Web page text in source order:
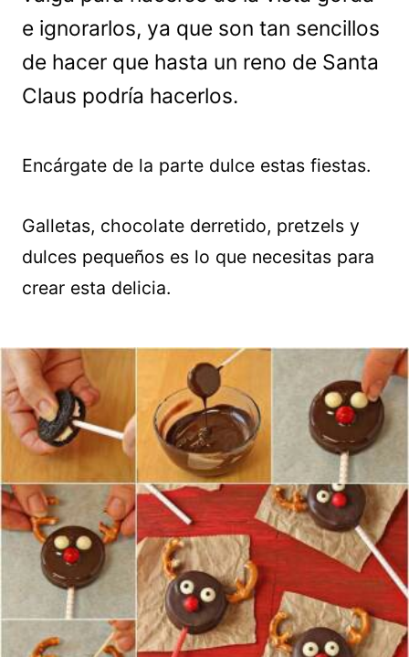
e ignorarlos, ya que son tan sencillos
de hacer que hasta un reno de Santa
Claus podría hacerlos.
Encárgate de la parte dulce estas fiestas.
Galletas, chocolate derretido, pretzels y
dulces pequeños es lo que necesitas para
crear esta delicia.